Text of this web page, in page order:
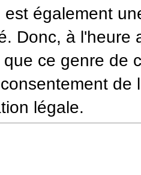
est également
Donc, à l'heure
ce genre de
de
légale.